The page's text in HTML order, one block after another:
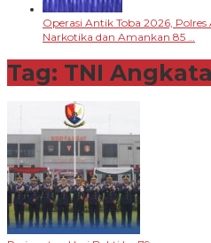
Operasi Antik Toba 2026,
Narkotika dan Amankan 85 …
Tag: TNI